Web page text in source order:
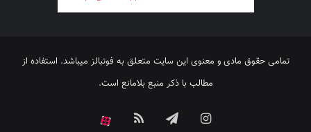
تمامی حقوق مادی و معنوی این سایت متعلق به فوتبالز میباشد. استفاده از
مطالب با ذکر منبع بلامانع است.
اینستاگرامتلگرام خوراک